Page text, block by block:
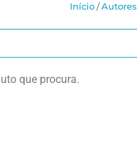
Início/ㅤAutores
que procura.